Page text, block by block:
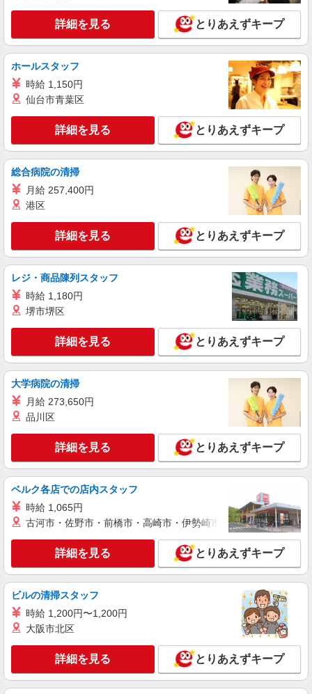
詳細を見る とりあえずキープ
ホールスタッフ
時給 1,150円
仙台市青葉区
詳細を見る とりあえずキープ
総合病院の清掃
月給 257,400円
港区
詳細を見る とりあえずキープ
レジ・商品陳列スタッフ
時給 1,180円
堺市堺区
詳細を見る とりあえずキープ
大学病院の清掃
月給 273,650円
品川区
詳細を見る とりあえずキープ
ベルク各店での店内スタッフ
時給 1,065円
古河市・佐野市・前橋市・高崎市・伊勢崎市・太田市・館林市
詳細を見る とりあえずキープ
ビルの清掃スタッフ
時給 1,200円〜1,200円
大阪市北区
詳細を見る とりあえずキープ